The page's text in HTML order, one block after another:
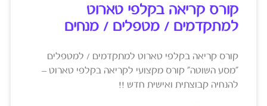
קורס קריאה בקלפי טארוט
למתקדמים / מטפלים / מנחים
קורס קריאה בקלפי טארוט למתקדמים / למטפלים
"מסע השוטה" קורס מקצועי לקריאה בקלפי טארוט –
להנחיה קבוצתית ואישית חדש !!